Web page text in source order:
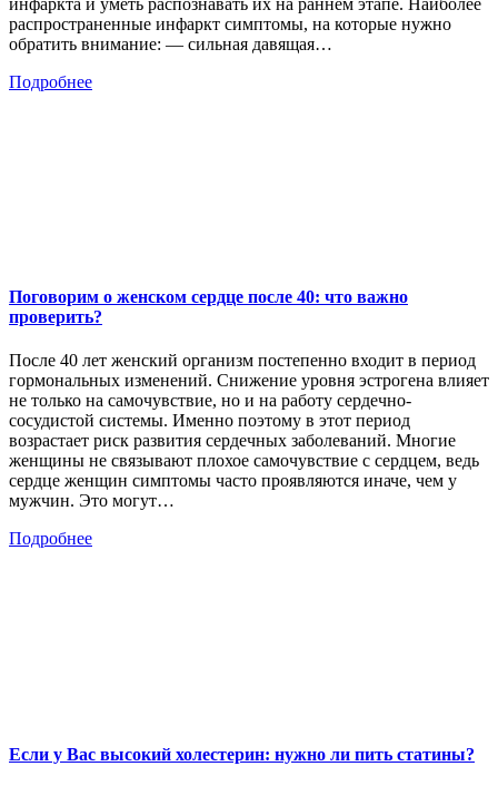
распространенные инфаркт симптомы, на которые нужно
обратить внимание: — сильная давящая…
Подробнее
Поговорим о женском сердце после 40: что важно
проверить?
После 40 лет женский организм постепенно входит в период
гормональных изменений. Снижение уровня эстрогена влияет
не только на самочувствие, но и на работу сердечно-
сосудистой системы. Именно поэтому в этот период
возрастает риск развития сердечных заболеваний. Многие
женщины не связывают плохое самочувствие с сердцем, ведь
сердце женщин симптомы часто проявляются иначе, чем у
мужчин. Это могут…
Подробнее
Если у Вас высокий холестерин: нужно ли пить статины?